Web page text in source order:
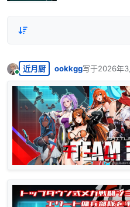
在线
近月厨 ookkgg写于2026年
最后由 编辑